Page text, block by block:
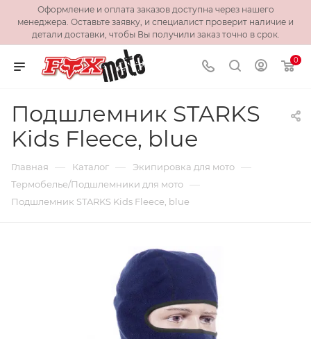
Оформление и оплата заказов доступна через нашего
менеджера. Оставьте заявку, и специалист проверит наличие и
детали доставки, чтобы Вы получили заказ точно в срок.
0
Подшлемник STARKS
Kids Fleece, blue
Главная — Каталог — Экипировка для мото —
Термобелье/Подшлемники для мото —
Подшлемник STARKS Kids Fleece, blue